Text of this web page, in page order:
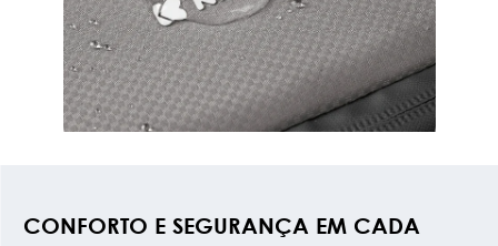
CONFORTO E SEGURANÇA EM CADA